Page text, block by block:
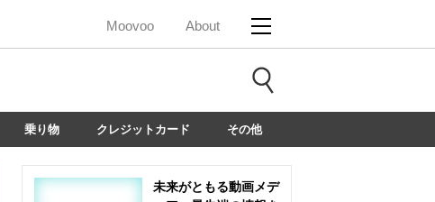
Moovoo About
乗り物 クレジットカード その他
未来がともる動画メデ